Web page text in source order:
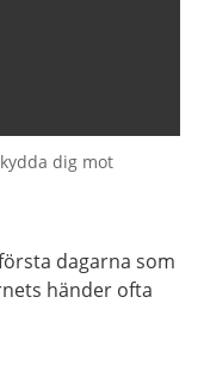
dig mot
dagarna som
händer ofta